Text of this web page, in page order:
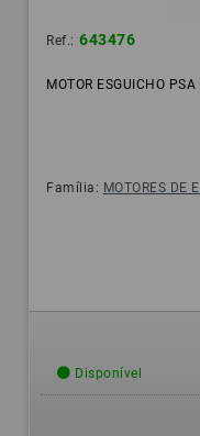
Ref.: 643476
MOTOR ESGUICHO
Família: MOTORES DE
Disponível